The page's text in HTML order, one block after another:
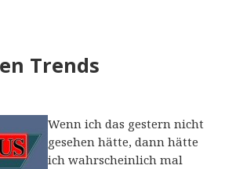
Trends
Wenn ich das gestern nicht
gesehen hätte, dann hätte
ich wahrscheinlich mal